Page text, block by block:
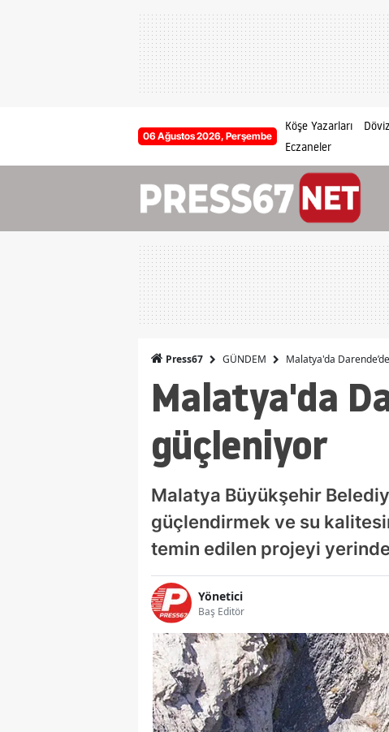
06 Ağustos 2026, Perşembe
Köşe Yazarları
Eczaneler
Press67 GÜNDEM Malatya'da
Malatya'da
güçleniyor
Malatya Büyükşehir
güçlendirmek ve su
temin edilen projeyi
Yönetici
Baş Editör